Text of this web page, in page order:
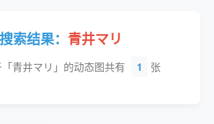
搜索结果： 青井マリ
青井マリ」的动态图共有 1 张